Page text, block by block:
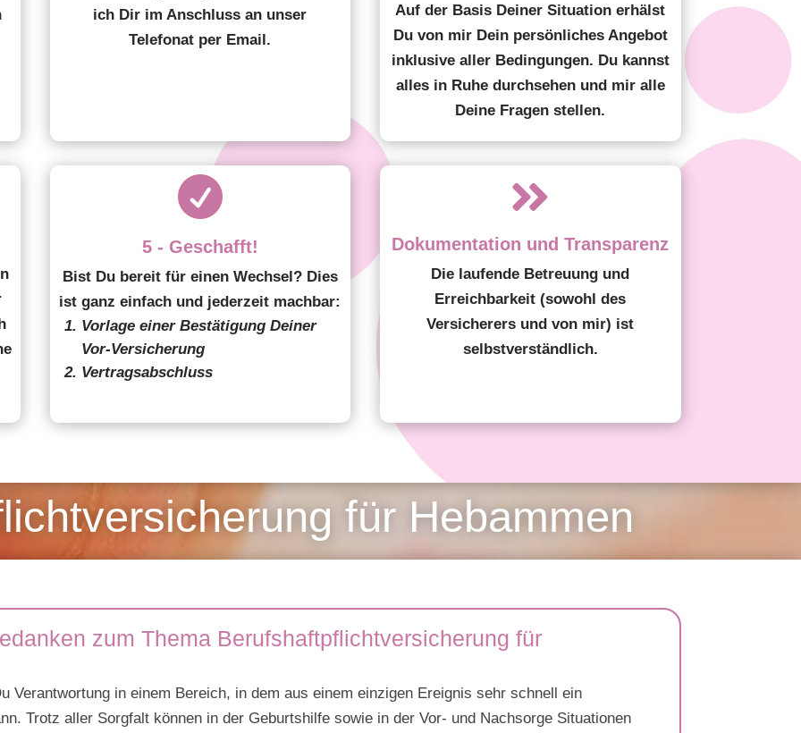
ich Dir im Anschluss an unser
Telefonat per Email.
Auf der Basis Deiner Situation erhälst
Du von mir Dein persönliches Angebot
inklusive aller Bedingungen. Du kannst
alles in Ruhe durchsehen und mir alle
Deine Fragen stellen.

5 - Geschafft!
Bist Du bereit für einen Wechsel? Dies
ist ganz einfach und jederzeit machbar:
Vorlage einer Bestätigung Deiner
Vor-Versicherung
Vertragsabschluss

Dokumentation und Transparenz
Die laufende Betreuung und
Erreichbarkeit (sowohl des
Versicherers und von mir) ist
selbstverständlich.
für Hebammen
zum Thema Berufshaftpflichtversicherung für
Verantwortung in einem Bereich, in dem aus einem einzigen Ereignis sehr schnell ein
Trotz aller Sorgfalt können in der Geburtshilfe sowie in der Vor- und Nachsorge Situationen